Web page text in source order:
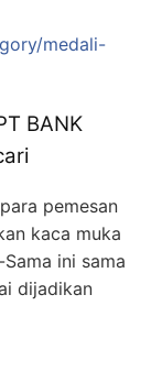
medali-
BANK
pemesan
kaca muka
ini sama
dijadikan